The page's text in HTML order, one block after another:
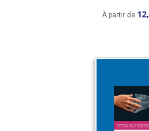
À partir de